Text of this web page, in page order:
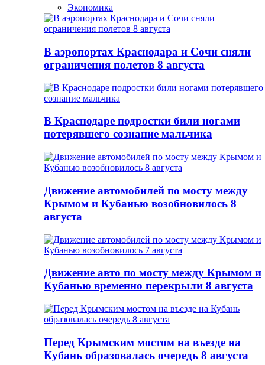
Экономика
В аэропортах Краснодара и Сочи сняли
ограничения полетов 8 августа
В Краснодаре подростки били ногами
потерявшего сознание мальчика
Движение автомобилей по мосту между
Крымом и Кубанью возобновилось 8
августа
Движение авто по мосту между Крымом и
Кубанью временно перекрыли 8 августа
Перед Крымским мостом на въезде на
Кубань образовалась очередь 8 августа